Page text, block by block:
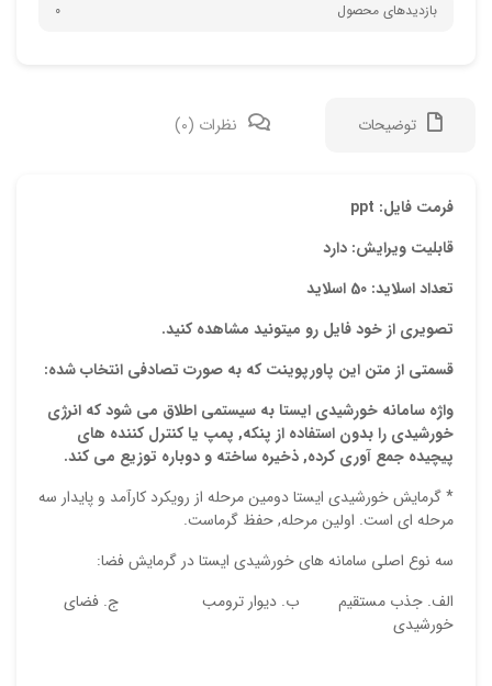
بازدیدهای محصول 0
توضیحات نظرات (0)
فرمت فایل: ppt
قابلیت ویرایش: دارد
تعداد اسلاید: 50 اسلاید
تصویری از خود فایل رو میتونید مشاهده کنید.
قسمتی از متن این پاورپوینت که به صورت تصادفی انتخاب شده:
واژه سامانه خورشیدی ایستا به سیستمی اطلاق می شود که انرژی
خورشیدی رابدون استفاده از پنکه, پمپ یا کنترل کننده های
پیچیده جمع آوری کرده, ذخیره ساخته و دوباره توزیع می کند.
* گرمایش خورشیدی ایستا دومین مرحله از رویکرد کارآمد و پایدار سه
مرحله ای است. اولین مرحله, حفظ گرماست.
سه نوع اصلی سامانه های خورشیدی ایستا در گرمایش فضا:
الف. جذب مستقیم ب. دیوار ترومب ج. فضای
خورشیدی